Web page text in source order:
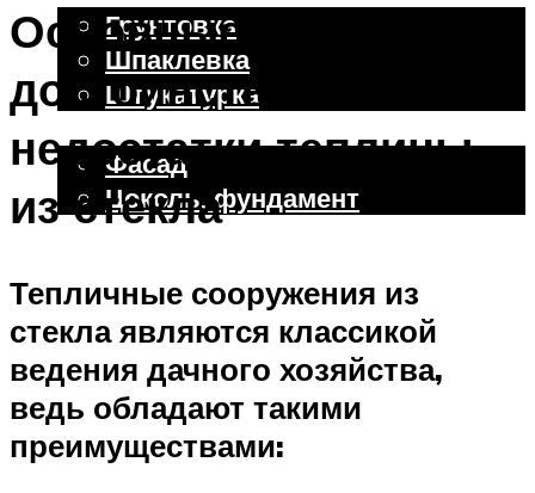
Грунтовка
Шпаклевка
Штукатурка
Фасад
Цоколь, фундамент
Основные
достоинства и
недостатки теплицы
из стекла
Тепличные сооружения из
стекла являются классикой
ведения дачного хозяйства,
ведь обладают такими
преимуществами: